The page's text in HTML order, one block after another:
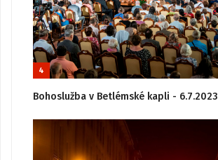
4
Bohoslužba v Betlémské kapli - 6.7.2023